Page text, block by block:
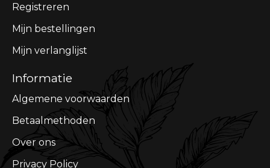
Registreren
Mijn bestellingen
Mijn verlanglijst
Informatie
Algemene voorwaarden
Betaalmethoden
Over ons
Privacy Policy